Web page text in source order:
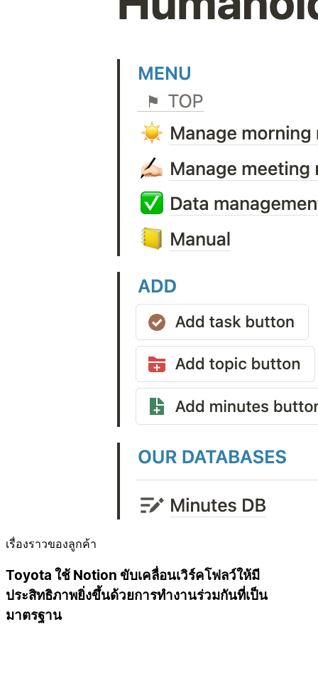
เรื่องราวของลูกค้า
Toyota ใช้ Notion ขับเคลื่อนเวิร์คโฟลว์ให้มี
ประสิทธิภาพยิ่งขึ้นด้วยการทำงานร่วมกันที่เป็น
มาตรฐาน